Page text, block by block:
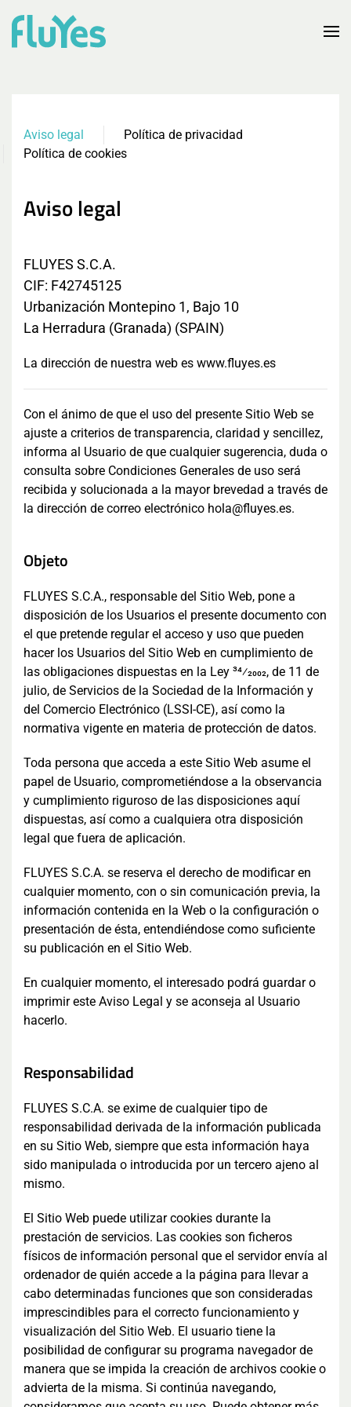
Ir al contenido principal
Aviso legal
Política de privacidad
Política de cookies
Aviso legal
FLUYES S.C.A.
CIF: F42745125
Urbanización Montepino 1, Bajo 10
La Herradura (Granada) (SPAIN)
La dirección de nuestra web es www.fluyes.es
Con el ánimo de que el uso del presente Sitio Web se
ajuste a criterios de transparencia, claridad y sencillez,
informa al Usuario de que cualquier sugerencia, duda o
consulta sobre Condiciones Generales de uso será
recibida y solucionada a la mayor brevedad a través de
la dirección de correo electrónico hola@fluyes.es.
Objeto
FLUYES S.C.A., responsable del Sitio Web, pone a
disposición de los Usuarios el presente documento con
el que pretende regular el acceso y uso que pueden
hacer los Usuarios del Sitio Web en cumplimiento de
las obligaciones dispuestas en la Ley 34⁄2002, de 11 de
julio, de Servicios de la Sociedad de la Información y
del Comercio Electrónico (LSSI-CE), así como la
normativa vigente en materia de protección de datos.
Toda persona que acceda a este Sitio Web asume el
papel de Usuario, comprometiéndose a la observancia
y cumplimiento riguroso de las disposiciones aquí
dispuestas, así como a cualquiera otra disposición
legal que fuera de aplicación.
FLUYES S.C.A. se reserva el derecho de modificar en
cualquier momento, con o sin comunicación previa, la
información contenida en la Web o la configuración o
presentación de ésta, entendiéndose como suficiente
su publicación en el Sitio Web.
En cualquier momento, el interesado podrá guardar o
imprimir este Aviso Legal y se aconseja al Usuario
hacerlo.
Responsabilidad
FLUYES S.C.A. se exime de cualquier tipo de
responsabilidad derivada de la información publicada
en su Sitio Web, siempre que esta información haya
sido manipulada o introducida por un tercero ajeno al
mismo.
El Sitio Web puede utilizar cookies durante la
prestación de servicios. Las cookies son ficheros
físicos de información personal que el servidor envía al
ordenador de quién accede a la página para llevar a
cabo determinadas funciones que son consideradas
imprescindibles para el correcto funcionamiento y
visualización del Sitio Web. El usuario tiene la
posibilidad de configurar su programa navegador de
manera que se impida la creación de archivos cookie o
advierta de la misma. Si continúa navegando,